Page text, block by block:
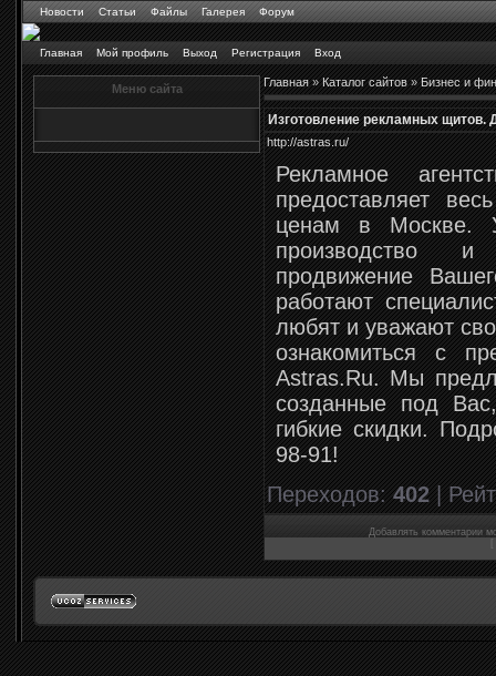
Новости Статьи Файлы Галерея Форум
Главная Мой профиль Выход Регистрация Вход
Меню сайта Главная»Каталог сайтов»Бизнес и
Изготовление рекламных щитов.
http://astras.ru/
Рекламное
предоставляет
ценам в Москве.
производство
продвижение
работают
любят и уважают
ознакомиться с
Astras.Ru. Мы
созданные под
гибкие скидки.
98-91!
Переходов:402|
Добавлять комментарии